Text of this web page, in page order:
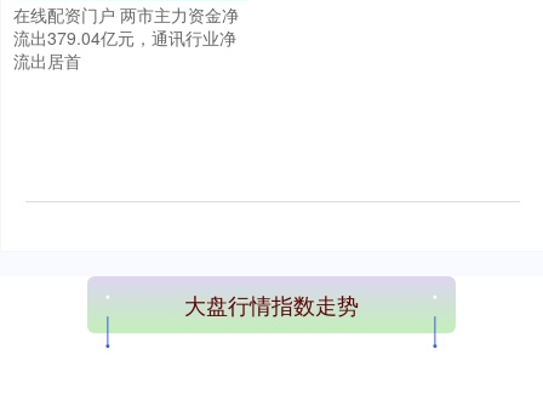
在线配资门户 两市主力资金净
流出379.04亿元，通讯行业净
流出居首
大盘行情指数走势